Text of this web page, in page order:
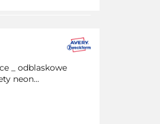
_ odblaskowe
neon...